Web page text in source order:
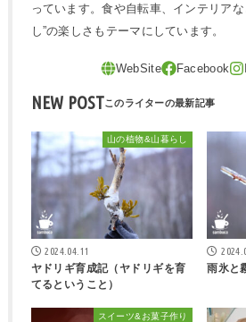
っています。食や自転車、インテリア
し”の楽しさもテーマにしています。
NEW POST
山の植物&山暮らし
2024.04.11
ヤドリギ育成記（ヤドリギを育
てるということ）
雨氷と
スイーツ&お菓子作り